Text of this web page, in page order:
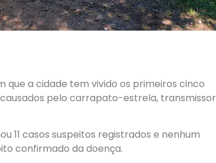
que a cidade tem vivido os primeiros cinco
pelo carrapato-estrela, transmissor
11 casos suspeitos registrados e nenhum
confirmado da doença.